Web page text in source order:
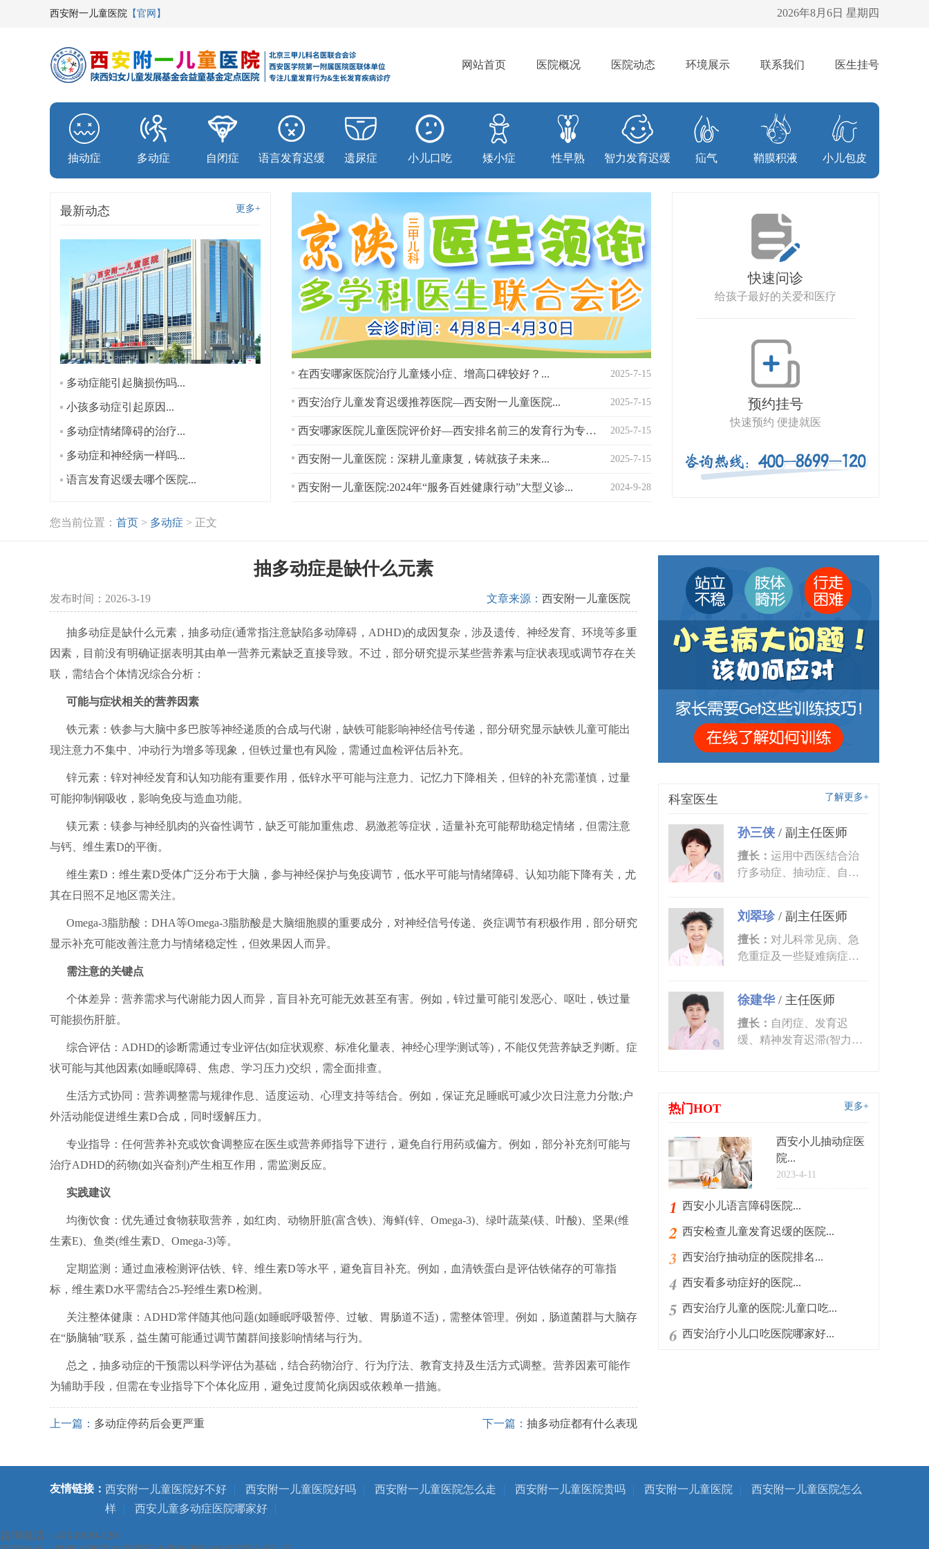
西安附一儿童医院 【官网】 2026年8月6日 星期四
网站首页 医院概况 医院动态 环境展示 联系我们 医生挂号
抽动症 多动症 自闭症 语言发育迟缓 遗尿症 小儿口吃 矮小症 性早熟 智力发育迟缓 疝气 鞘膜积液 小儿包皮
更多+
最新动态
多动症能引起脑损伤吗...
小孩多动症引起原因...
多动症情绪障碍的治疗...
多动症和神经病一样吗...
语言发育迟缓去哪个医院...
在西安哪家医院治疗儿童矮小症、增高口碑较好？... 2025-7-15
西安治疗儿童发育迟缓推荐医院—西安附一儿童医院... 2025-7-15
西安哪家医院儿童医院评价好—西安排名前三的发育行为专科医院？... 2025-7-15
西安附一儿童医院：深耕儿童康复，铸就孩子未来... 2025-7-15
西安附一儿童医院:2024年“服务百姓健康行动”大型义诊... 2024-9-28
快速问诊
给孩子最好的关爱和医疗
预约挂号
快速预约 便捷就医
您当前位置： 首页 > 多动症 > 正文
抽多动症是缺什么元素
发布时间：2026-3-19 文章来源： 西安附一儿童医院
抽多动症是缺什么元素，抽多动症(通常指注意缺陷多动障碍，ADHD)的成因复杂，涉及遗传、神经发育、环境等多重
因素，目前没有明确证据表明其由单一营养元素缺乏直接导致。不过，部分研究提示某些营养素与症状表现或调节存在关
联，需结合个体情况综合分析：
可能与症状相关的营养因素
铁元素：铁参与大脑中多巴胺等神经递质的合成与代谢，缺铁可能影响神经信号传递，部分研究显示缺铁儿童可能出
现注意力不集中、冲动行为增多等现象，但铁过量也有风险，需通过血检评估后补充。
锌元素：锌对神经发育和认知功能有重要作用，低锌水平可能与注意力、记忆力下降相关，但锌的补充需谨慎，过量
可能抑制铜吸收，影响免疫与造血功能。
镁元素：镁参与神经肌肉的兴奋性调节，缺乏可能加重焦虑、易激惹等症状，适量补充可能帮助稳定情绪，但需注意
与钙、维生素D的平衡。
维生素D：维生素D受体广泛分布于大脑，参与神经保护与免疫调节，低水平可能与情绪障碍、认知功能下降有关，尤
其在日照不足地区需关注。
Omega-3脂肪酸：DHA等Omega-3脂肪酸是大脑细胞膜的重要成分，对神经信号传递、炎症调节有积极作用，部分研究
显示补充可能改善注意力与情绪稳定性，但效果因人而异。
需注意的关键点
个体差异：营养需求与代谢能力因人而异，盲目补充可能无效甚至有害。例如，锌过量可能引发恶心、呕吐，铁过量
可能损伤肝脏。
综合评估：ADHD的诊断需通过专业评估(如症状观察、标准化量表、神经心理学测试等)，不能仅凭营养缺乏判断。症
状可能与其他因素(如睡眠障碍、焦虑、学习压力)交织，需全面排查。
生活方式协同：营养调整需与规律作息、适度运动、心理支持等结合。例如，保证充足睡眠可减少次日注意力分散;户
外活动能促进维生素D合成，同时缓解压力。
专业指导：任何营养补充或饮食调整应在医生或营养师指导下进行，避免自行用药或偏方。例如，部分补充剂可能与
治疗ADHD的药物(如兴奋剂)产生相互作用，需监测反应。
实践建议
均衡饮食：优先通过食物获取营养，如红肉、动物肝脏(富含铁)、海鲜(锌、Omega-3)、绿叶蔬菜(镁、叶酸)、坚果(维
生素E)、鱼类(维生素D、Omega-3)等。
定期监测：通过血液检测评估铁、锌、维生素D等水平，避免盲目补充。例如，血清铁蛋白是评估铁储存的可靠指
标，维生素D水平需结合25-羟维生素D检测。
关注整体健康：ADHD常伴随其他问题(如睡眠呼吸暂停、过敏、胃肠道不适)，需整体管理。例如，肠道菌群与大脑存
在“肠脑轴”联系，益生菌可能通过调节菌群间接影响情绪与行为。
总之，抽多动症的干预需以科学评估为基础，结合药物治疗、行为疗法、教育支持及生活方式调整。营养因素可能作
为辅助手段，但需在专业指导下个体化应用，避免过度简化病因或依赖单一措施。
上一篇： 多动症停药后会更严重 下一篇： 抽多动症都有什么表现
了解更多+
科室医生
孙三侠 / 副主任医师
擅长： 运用中西医结合治
疗多动症、抽动症、自闭
刘翠珍/ 副主任医师
擅长： 对儿科常见病、急
危重症及一些疑难病症的
徐建华/ 主任医师
擅长： 自闭症、发育迟
缓、精神发育迟滞(智力低
更多+
热门HOT
西安小儿抽动症医
院...
2023-4-11
西安小儿语言障碍医院...
西安检查儿童发育迟缓的医院...
西安治疗抽动症的医院排名...
西安看多动症好的医院...
西安治疗儿童的医院:儿童口吃...
西安治疗小儿口吃医院哪家好...
友情链接： 西安附一儿童医院好不好 | 西安附一儿童医院好吗 | 西安附一儿童医院怎么走 | 西安附一儿童医院贵吗 | 西安附一儿童医院 |
西安附一儿童医院怎么
样
| 西安儿童多动症医院哪家好 |
咨询电话：400-8699-120